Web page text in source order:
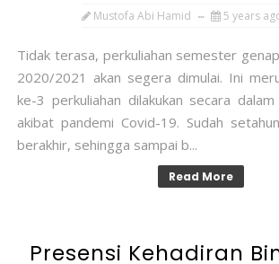
Mustofa Abi Hamid 5 years
Tidak terasa, perkuliahan semester
2020/2021 akan segera dimulai. Ini
ke-3 perkuliahan dilakukan secara
akibat pandemi Covid-19. Sudah
berakhir, sehingga sampai b...
Read More
Presensi Kehadiran